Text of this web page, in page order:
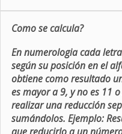
Como se calcula?
En numerologia cada
según su posición en el
obtiene como resultado
es mayor a 9, y no es 11
realizar una reducción
sumándolos. Ejemplo: